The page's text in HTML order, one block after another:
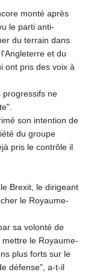
monté après
le parti anti-
du terrain dans
et du
ont pris des voix à
progressifs ne
son intention de
du groupe
pris le contrôle il
Brexit, le dirigeant
le Royaume-
sa volonté de
le Royaume-
plus forts sur le
défense", a-t-il